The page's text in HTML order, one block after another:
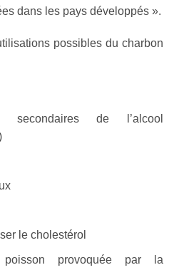
dans les pays développés ».
possibles du charbon
de l’alcool
le cholestérol
provoquée par la